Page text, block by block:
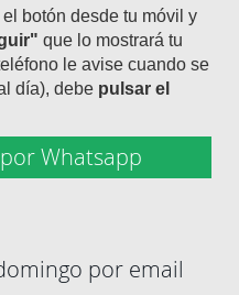
botón desde tu móvil y
que lo mostrará tu
le avise cuando se
día), debe pulsar el
Whatsapp
por email